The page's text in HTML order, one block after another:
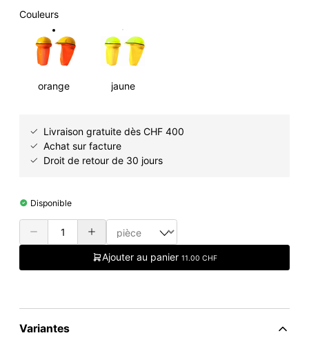
Couleurs
orange jaune
Livraison gratuite dès CHF 400
Achat sur facture
Droit de retour de 30 jours
Disponible
Ajouter au panier 11.00 CHF
Variantes